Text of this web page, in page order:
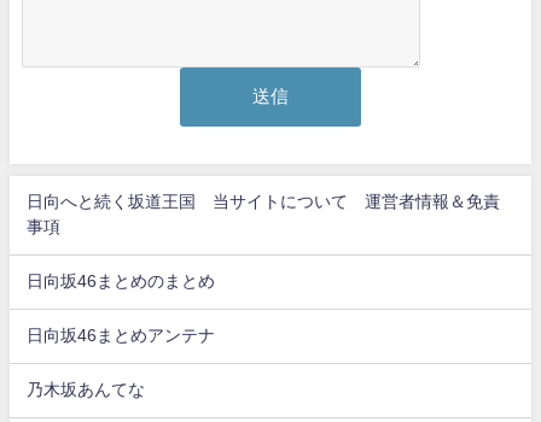
日向へと続く坂道王国 当サイトについて 運営者情報＆免責
事項
日向坂46まとめのまとめ
日向坂46まとめアンテナ
乃木坂あんてな